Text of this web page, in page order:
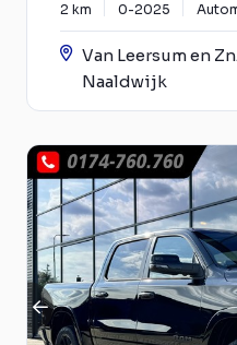
2 km 0-2025
Van Leersum en
Naaldwijk